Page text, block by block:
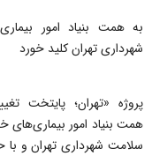
به همت بنیاد امور
شهرداری تهران کلید خورد
پروژه «تهران؛ پایتخت
همت بنیاد امور بیماری‌های
سلامت شهرداری تهران و